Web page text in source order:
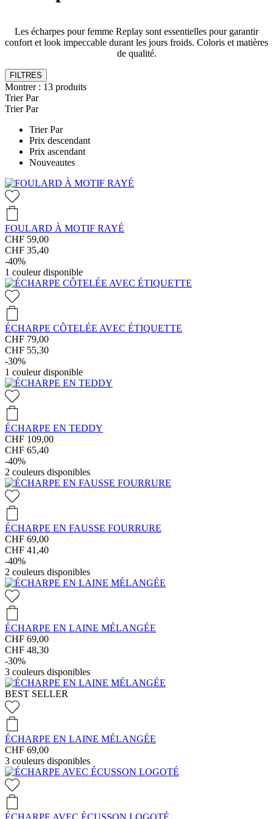
Les écharpes pour femme Replay sont essentielles pour garantir
confort et look impeccable durant les jours froids. Coloris et matières
de qualité.
FILTRES
Montrer : 13 produits
Trier Par
Trier Par
Trier Par
Prix descendant
Prix ascendant
Nouveautes
FOULARD À MOTIF RAYÉ
CHF 59,00
CHF 35,40
-40%
1 couleur disponible
ÉCHARPE CÔTELÉE AVEC ÉTIQUETTE
CHF 79,00
CHF 55,30
-30%
1 couleur disponible
ÉCHARPE EN TEDDY
CHF 109,00
CHF 65,40
-40%
2 couleurs disponibles
ÉCHARPE EN FAUSSE FOURRURE
CHF 69,00
CHF 41,40
-40%
2 couleurs disponibles
ÉCHARPE EN LAINE MÉLANGÉE
CHF 69,00
CHF 48,30
-30%
3 couleurs disponibles
BEST SELLER
ÉCHARPE EN LAINE MÉLANGÉE
CHF 69,00
3 couleurs disponibles
ÉCHARPE AVEC ÉCUSSON LOGOTÉ